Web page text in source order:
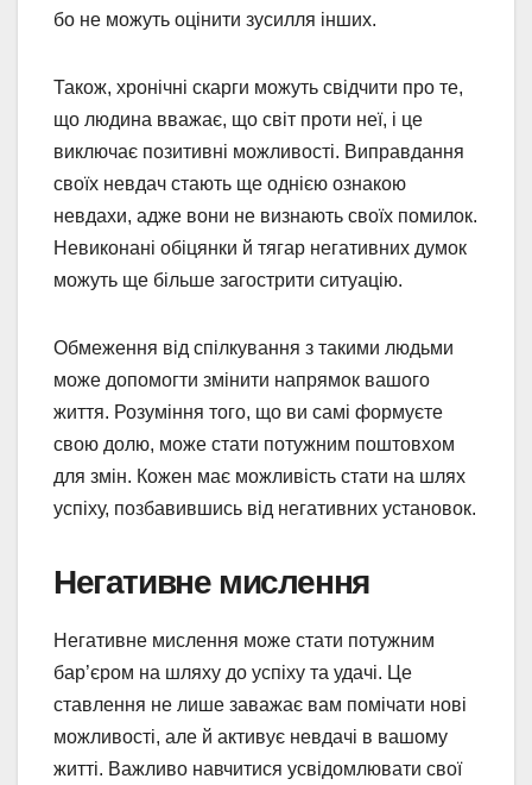
бо не можуть оцінити зусилля інших.
Також, хронічні скарги можуть свідчити про те,
що людина вважає, що світ проти неї, і це
виключає позитивні можливості. Виправдання
своїх невдач стають ще однією ознакою
невдахи, адже вони не визнають своїх помилок.
Невиконані обіцянки й тягар негативних думок
можуть ще більше загострити ситуацію.
Обмеження від спілкування з такими людьми
може допомогти змінити напрямок вашого
життя. Розуміння того, що ви самі формуєте
свою долю, може стати потужним поштовхом
для змін. Кожен має можливість стати на шлях
успіху, позбавившись від негативних установок.
Негативне мислення
Негативне мислення може стати потужним
бар’єром на шляху до успіху та удачі. Це
ставлення не лише заважає вам помічати нові
можливості, але й активує невдачі в вашому
житті. Важливо навчитися усвідомлювати свої